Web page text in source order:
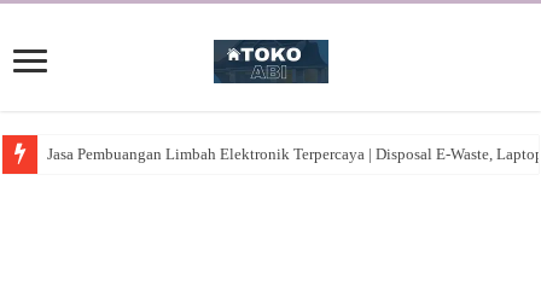
Jasa Pembuangan Limbah Elektronik Terpercaya | Disposal E-Waste,